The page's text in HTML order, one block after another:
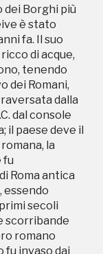
dei Borghi più
è stato
fa. Il suo
di acque,
tenendo
dei Romani,
dalla
dal console
il paese deve il
la
fu
Roma antica
essendo
secoli
scorribande
romano
fu invaso dai
romano
invaso dai
dei
di Carlo
Alla caduta
Ungari e poi
del
Neive e
Sassonia
periodo risale
Monastero
di Santa
oggi solo la
che,
diviso tra
Revello; si
1190 e